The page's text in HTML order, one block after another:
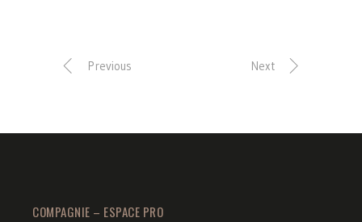
Previous Next
COMPAGNIE – ESPACE PRO